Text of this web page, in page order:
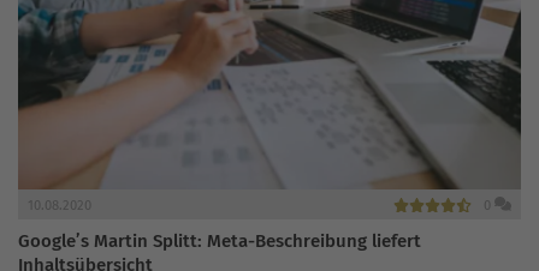
10.08.2020 0
Google’s Martin Splitt: Meta-Beschreibung liefert
Inhaltsübersicht